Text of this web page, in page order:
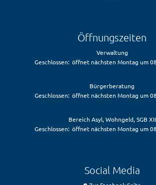
Öffnungszeiten
Verwaltung
Klicken, um weitere Öffnungs- oder
Geschlossen: öffnet nächsten Montag um
Bürgerberatung
Klicken, um weitere Öffnungs- oder
Geschlossen: öffnet nächsten Montag um
Bereich Asyl, Wohngeld, SGB XII
Klicken, um weitere Öffnungs- oder
Geschlossen: öffnet nächsten Montag um
Social Media